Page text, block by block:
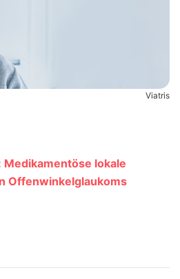
Viatris
lokale
Offenwinkelglaukoms